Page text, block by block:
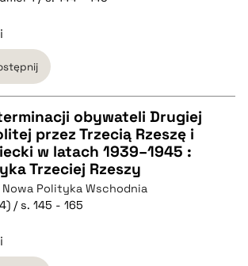
obywateli Drugiej
przez Trzecią Rzeszę i
w latach 1939–1945 :
Trzeciej Rzeszy
Nowa Polityka Wschodnia
/ s. 145 - 165